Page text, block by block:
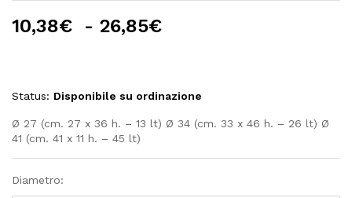
10,38€ - 26,85€
10,38€
a
Status: Disponibile su ordinazione
Ø 27 (cm. 27 x 36 h. – 13 lt) Ø 34 (cm. 33 x 46 h. – 26 lt) Ø
41 (cm. 41 x 11 h. – 45 lt)
Diametro: